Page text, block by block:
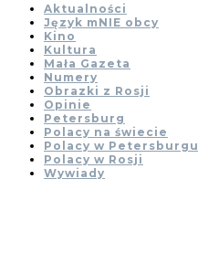
Aktualności
Język mNIE obcy
Kino
Kultura
Mała Gazeta
Numery
Obrazki z Rosji
Opinie
Petersburg
Polacy na świecie
Polacy w Petersburgu
Polacy w Rosji
Wywiady